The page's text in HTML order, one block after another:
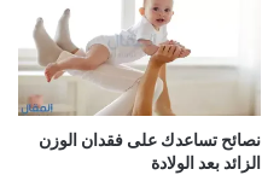
نصائح تساعدك على فقدان الوزن
الزائد بعد الولادة